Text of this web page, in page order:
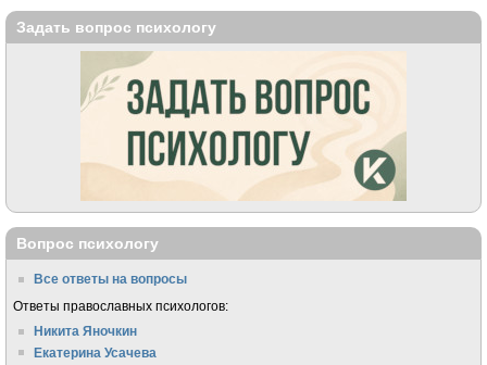
Задать вопрос психологу
Вопрос психологу
Все ответы на вопросы
Ответы православных психологов:
Никита Яночкин
Екатерина Усачева